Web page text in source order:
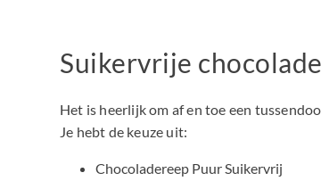
Suikervrije
Het is heerlijk om af en toe een
Je hebt de keuze uit:
Chocoladereep Puur Suikervrij